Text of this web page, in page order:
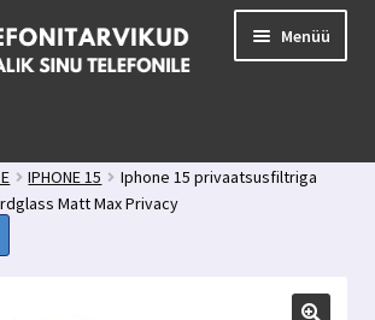
Menüü
IPHONE 15
Iphone 15 privaatsusfiltriga
Matt Max Privacy